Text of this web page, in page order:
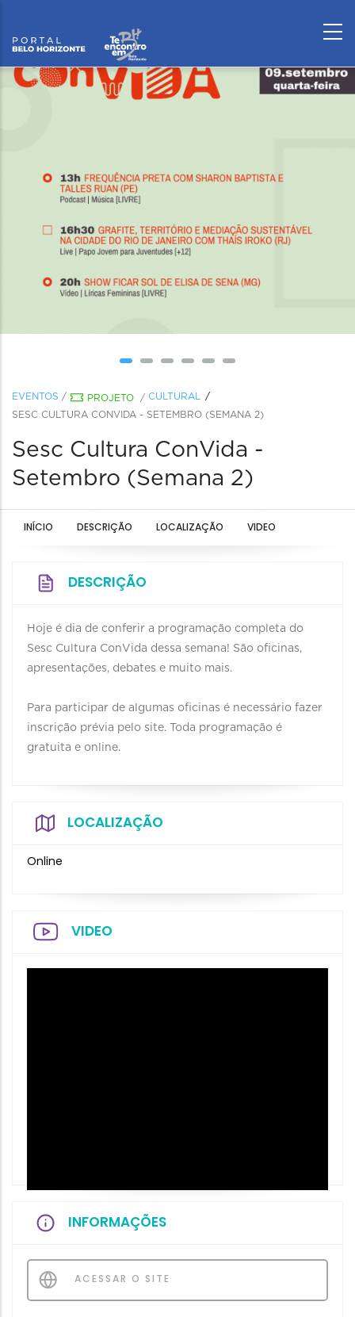
EVENTOS / PROJETO / CULTURAL
SESC CULTURA CONVIDA - SETEMBRO (SEMANA 2)
Sesc Cultura ConVida -
Setembro (Semana 2)
INÍCIO DESCRIÇÃO LOCALIZAÇÃO VIDEO
DESCRIÇÃO
Hoje é dia de conferir a programação completa do
Sesc Cultura ConVida dessa semana! São oficinas,
apresentações, debates e muito mais.
Para participar de algumas oficinas é necessário fazer
inscrição prévia pelo site. Toda programação é
gratuita e online.
LOCALIZAÇÃO
Online
VIDEO
INFORMAÇÕES
ACESSAR O SITE